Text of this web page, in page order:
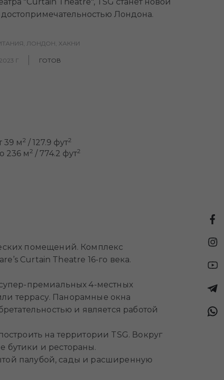
Лондона.
ЛОНДОН, ХАКНИ
Г ГОТОВ
39 м2 / 127.9 фут2
236 м2 / 774.2 фут2
помещений. Комплекс
Curtain Theatre 16-го века.
премиальных 4-местных
террасу. Панорамные окна
и является работой
на территории TSG. Вокруг
и рестораны.
палубой, сады и расширенную